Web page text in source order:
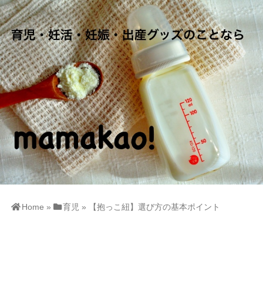
Home » 育児 » 【抱っこ紐】選び方の基本ポイント